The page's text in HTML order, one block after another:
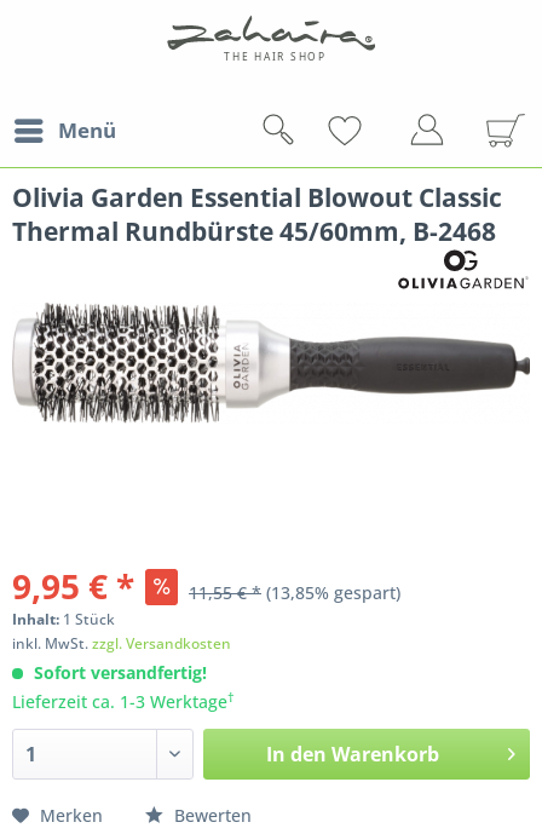
Menü
Olivia Garden Essential Blowout Classic
Thermal Rundbürste 45/60mm, B-2468
9,95 € * 11,55 € * (13,85% gespart)
Inhalt: 1 Stück
inkl. MwSt.zzgl. Versandkosten
Sofort versandfertig!
Lieferzeit ca. 1-3 Werktage†
In den Warenkorb
Merken Bewerten